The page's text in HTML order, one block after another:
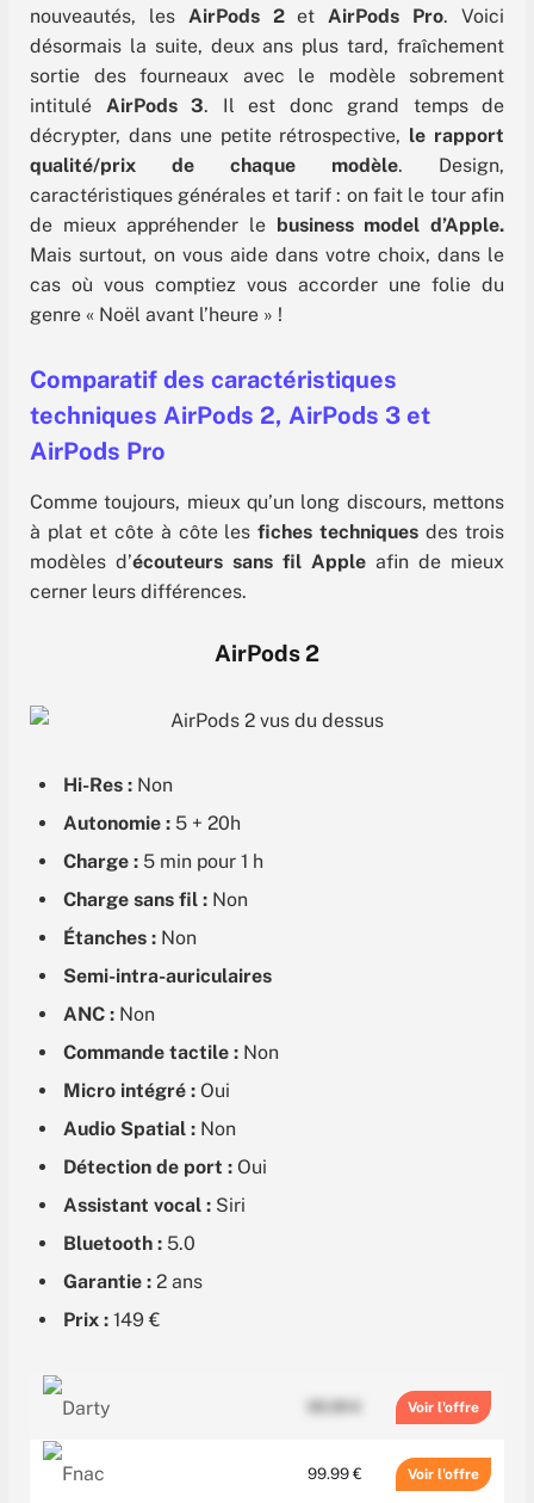
nouveautés, les AirPods 2etAirPods Pro. Voici
désormais la suite, deux ans plus tard, fraîchement
sortie des fourneaux avec le modèle sobrement
intitulé AirPods 3. Il est donc grand temps de
décrypter, dans une petite rétrospective, le rapport
qualité/prix de chaque modèle. Design,
caractéristiques générales et tarif : on fait le tour afin
de mieux appréhender le business model d’Apple.
Mais surtout, on vous aide dans votre choix, dans le
cas où vous comptiez vous accorder une folie du
genre « Noël avant l’heure » !
Comparatif des caractéristiques
techniques AirPods 2, AirPods 3 et
AirPods Pro
Comme toujours, mieux qu’un long discours, mettons
à plat et côte à côte les fiches techniques des trois
modèles d’écouteurs sans fil Apple afin de mieux
cerner leurs différences.
AirPods 2
Hi-Res : Non
Autonomie : 5 + 20h
Charge : 5 min pour 1 h
Charge sans fil : Non
Étanches : Non
Semi-intra-auriculaires
ANC : Non
Commande tactile : Non
Micro intégré : Oui
Audio Spatial : Non
Détection de port : Oui
Assistant vocal : Siri
Bluetooth : 5.0
Garantie : 2 ans
Prix : 149 €
Voir
99.99 € Voir